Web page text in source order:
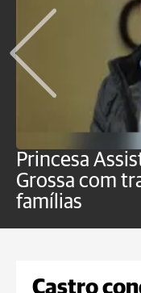
Princesa
Grossa com
famílias